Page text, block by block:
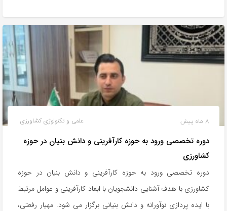
علمی و تکنولوژی کشاورزی 8 ماه پیش
دوره تخصصی ورود به حوزه کارآفرینی و دانش بنیان در حوزه
کشاورزی
دوره تخصصی ورود به حوزه کارآفرینی و دانش بنیان در حوزه
کشاورزی با هدف آشنایی دانشجویان با ابعاد کارآفرینی و عوامل مرتبط
با ایده پردازی نوآورانه و دانش بنیانی برگزار می شود. مهیار رفعتی،